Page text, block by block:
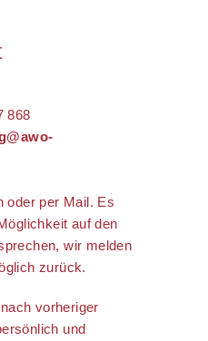
868
oder per Mail. Es
auf den
wir melden
zurück.
vorheriger
und